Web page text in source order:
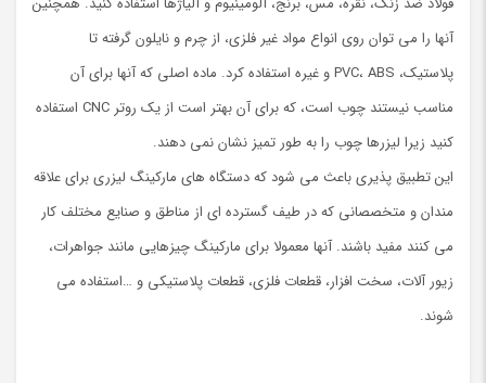
آنها را می توان روی انواع مواد غیر فلزی، از چرم و نایلون گرفته تا
پلاستیک، PVC، ABS و غیره استفاده کرد. ماده اصلی که آنها برای آن
مناسب نیستند چوب است، که برای آن بهتر است از یک روتر CNC استفاده
کنید زیرا لیزرها چوب را به طور تمیز نشان نمی دهند.
این تطبیق پذیری باعث می شود که دستگاه های مارکینگ لیزری برای علاقه
مندان و متخصصانی که در طیف گسترده ای از مناطق و صنایع مختلف کار
می کنند مفید باشند. آنها معمولا برای مارکینگ چیزهایی مانند جواهرات،
زیور آلات، سخت افزار، قطعات فلزی، قطعات پلاستیکی و …استفاده می
شوند.